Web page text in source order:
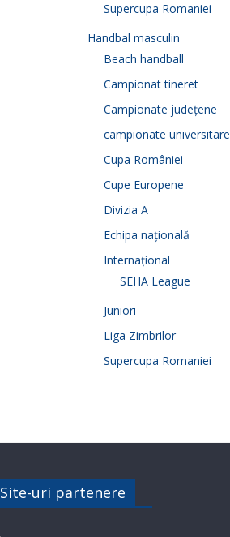
Supercupa Romaniei
Handbal masculin
Beach handball
Campionat tineret
Campionate județene
campionate universitare
Cupa României
Cupe Europene
Divizia A
Echipa națională
Internațional
SEHA League
Juniori
Liga Zimbrilor
Supercupa Romaniei
Site-uri partenere